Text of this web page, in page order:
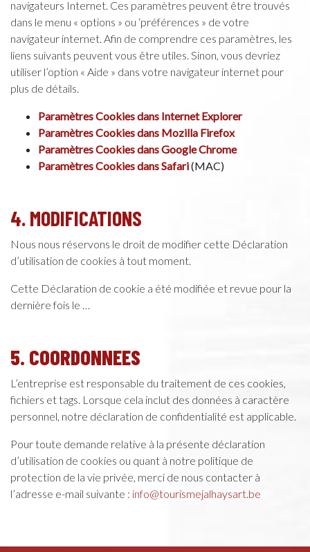
navigateurs Internet. Ces paramètres peuvent être trouvés
dans le menu « options » ou ‘préférences » de votre
navigateur internet. Afin de comprendre ces paramètres, les
liens suivants peuvent vous être utiles. Sinon, vous devriez
utiliser l’option « Aide » dans votre navigateur internet pour
plus de détails.
Paramètres Cookies dans Internet Explorer
Paramètres Cookies dans Mozilla Firefox
Paramètres Cookies dans Google Chrome
Paramètres Cookies dans Safari(MAC)
4. MODIFICATIONS
Nous nous réservons le droit de modifier cette Déclaration
d’utilisation de cookies à tout moment.
Cette Déclaration de cookie a été modifiée et revue pour la
dernière fois le …
5. COORDONNEES
L’entreprise est responsable du traitement de ces cookies,
fichiers et tags. Lorsque cela inclut des données à caractère
personnel, notre déclaration de confidentialité est applicable.
Pour toute demande relative à la présente déclaration
d’utilisation de cookies ou quant à notre politique de
protection de la vie privée, merci de nous contacter à
l’adresse e-mail suivante : info@tourismejalhaysart.be